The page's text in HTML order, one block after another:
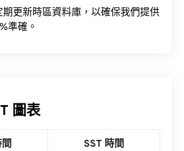
更新時區資料庫，以確保我們提供
準確。
圖表
SST 時間